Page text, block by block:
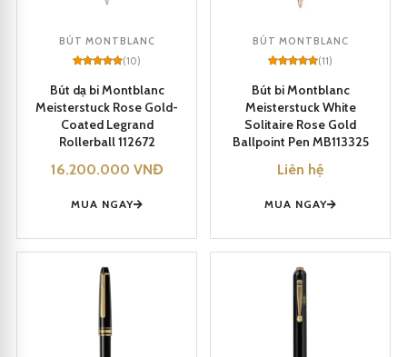
Montblanc Meisterstuck Rose Gold-Coated Fountain Pen MB112676
Bút Montblanc Meisterstuck Rose Gold-Coated Fountain Pen
viết liền mạch và không gây nhòe hay lem mực. Có thể tự tin sử
dụng nó trong mọi tình huống.
BÚT MONTBLANC
out of 5
based on
customer
(10)
Bút dạ bi Montblanc
Meisterstuck Rose Gold-
Coated Legrand
Rollerball 112672
16.200.000 VNĐ
MUA NGAY
BÚT MONTBLANC
out of 5
based on
customer
(11)
Bút bi Montblanc
Meisterstuck White
Solitaire Rose Gold
Ballpoint Pen MB113325
Liên hệ
MUA NGAY